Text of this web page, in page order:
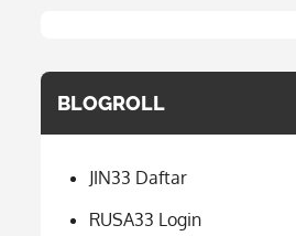
BLOGROLL
JIN33 Daftar
RUSA33 Login